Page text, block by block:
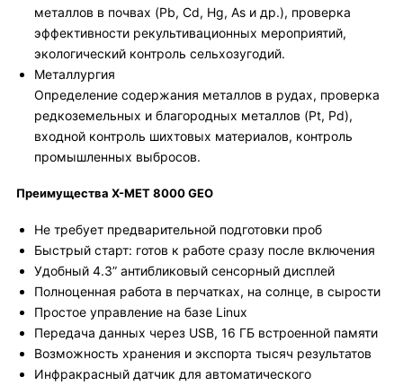
металлов в почвах (Pb, Cd, Hg, As и др.), проверка
эффективности рекультивационных мероприятий,
экологический контроль сельхозугодий.
Металлургия
Определение содержания металлов в рудах, проверка
редкоземельных и благородных металлов (Pt, Pd),
входной контроль шихтовых материалов, контроль
промышленных выбросов.
Преимущества X-MET 8000 GEO
Не требует предварительной подготовки проб
Быстрый старт: готов к работе сразу после включения
Удобный 4.3” антибликовый сенсорный дисплей
Полноценная работа в перчатках, на солнце, в сырости
Простое управление на базе Linux
Передача данных через USB, 16 ГБ встроенной памяти
Возможность хранения и экспорта тысяч результатов
Инфракрасный датчик для автоматического